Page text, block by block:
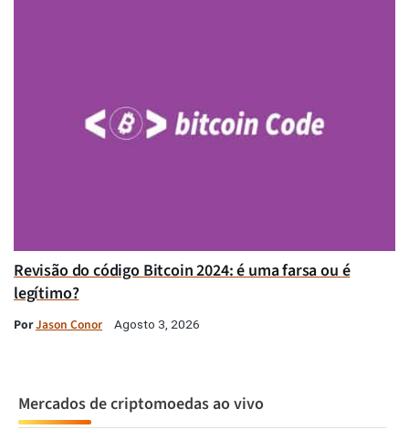
Revisão do código Bitcoin 2024: é uma farsa ou é
legítimo?
PorJason Conor Agosto 3, 2026
Mercados de criptomoedas ao vivo